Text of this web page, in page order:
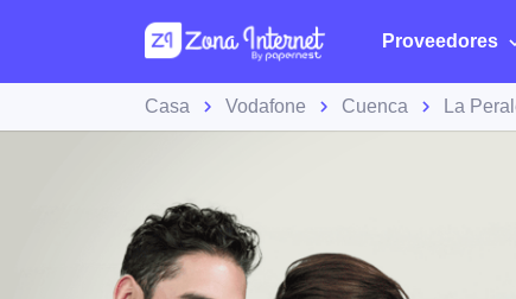
Proveedores
Casa Vodafone Cuenca La